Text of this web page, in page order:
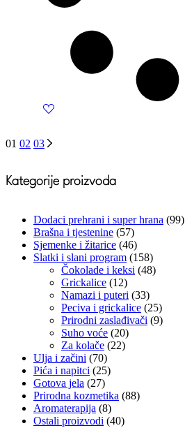
01 02 03
Kategorije proizvoda
Dodaci prehrani i super hrana (99)
Brašna i tjestenine (57)
Sjemenke i žitarice (46)
Slatki i slani program (158)
Čokolade i keksi (48)
Grickalice (12)
Namazi i puteri (33)
Peciva i grickalice (25)
Prirodni zaslađivači (9)
Suho voće (20)
Za kolače (22)
Ulja i začini (70)
Pića i napitci (25)
Gotova jela (27)
Prirodna kozmetika (88)
Aromaterapija (8)
Ostali proizvodi (40)